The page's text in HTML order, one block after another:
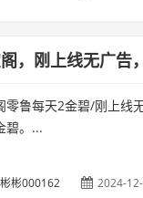
，刚上线无广告
零鲁每天2金碧/刚上线
碧。...
彬彬000162 2024-